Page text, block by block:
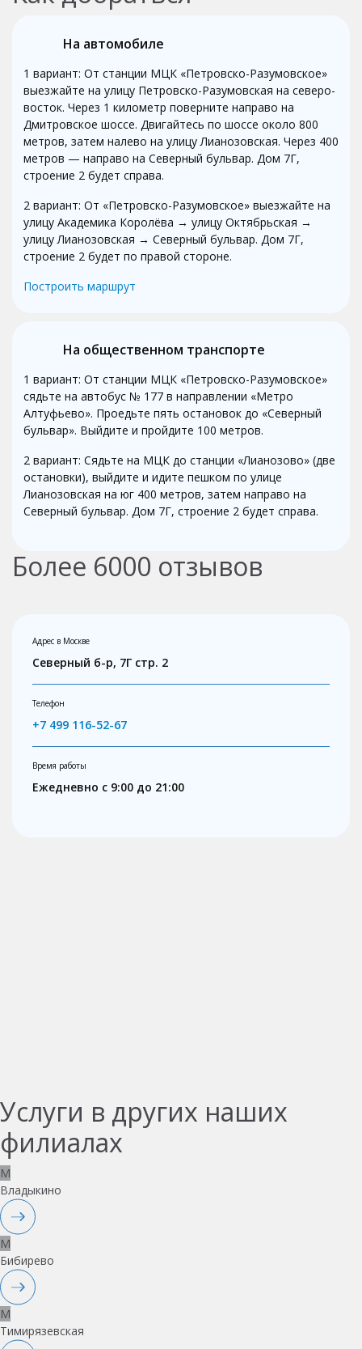
На автомобиле
1 вариант: От станции МЦК «Петровско-Разумовское»
выезжайте на улицу Петровско-Разумовская на северо-
восток. Через 1 километр поверните направо на
Дмитровское шоссе. Двигайтесь по шоссе около 800
метров, затем налево на улицу Лианозовская. Через 400
метров — направо на Северный бульвар. Дом 7Г,
строение 2 будет справа.
2 вариант: От «Петровско-Разумовское» выезжайте на
улицу Академика Королёва → улицу Октябрьская →
улицу Лианозовская → Северный бульвар. Дом 7Г,
строение 2 будет по правой стороне.
Построить маршрут
На общественном транспорте
1 вариант: От станции МЦК «Петровско-Разумовское»
сядьте на автобус № 177 в направлении «Метро
Алтуфьево». Проедьте пять остановок до «Северный
бульвар». Выйдите и пройдите 100 метров.
2 вариант: Сядьте на МЦК до станции «Лианозово» (две
остановки), выйдите и идите пешком по улице
Лианозовская на юг 400 метров, затем направо на
Северный бульвар. Дом 7Г, строение 2 будет справа.
Более 6000 отзывов
Адрес в Москве
Северный б-р, 7Г стр. 2
Телефон
+7 499 116-52-67
Время работы
Ежедневно с 9:00 до 21:00
Услуги в других наших
филиалах
M
Владыкино
M
Бибирево
M
Тимирязевская